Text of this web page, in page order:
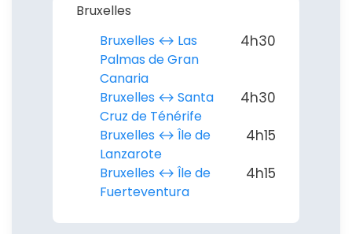
Bruxelles
Bruxelles ↔︎ Las
Palmas de Gran
Canaria
4h30
Bruxelles ↔︎ Santa
Cruz de Ténérife
4h30
Bruxelles ↔︎ Île de
Lanzarote
4h15
Bruxelles ↔︎ Île de
Fuerteventura
4h15